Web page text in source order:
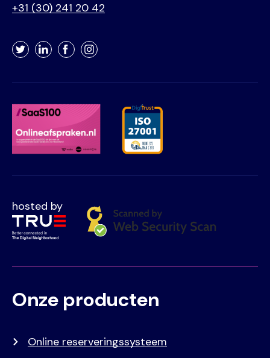
+31 (30) 241 20 42
TwitterLinkedInFacebookInstagram
hosted by
Voet
Primair
Onze producten
Online reserveringssysteem